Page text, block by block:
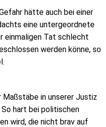
hätte auch bei einer
eine untergeordnete
einmaligen Tat schlecht
werden könne, so
in unserer Justiz
hart bei politischen
wird, die nicht brav auf